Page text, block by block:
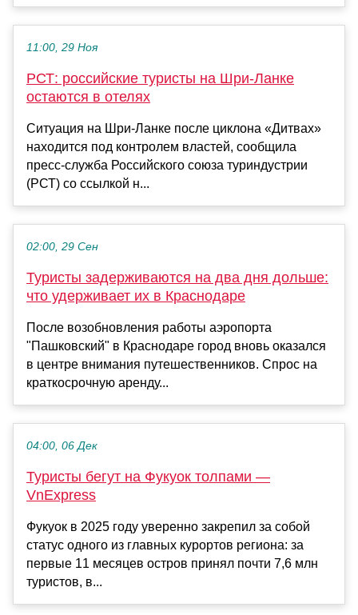
11:00, 29 Ноя
РСТ: российские туристы на Шри-Ланке
остаются в отелях
Ситуация на Шри-Ланке после циклона «Дитвах»
находится под контролем властей, сообщила
пресс-служба Российского союза туриндустрии
(РСТ) со ссылкой н...
02:00, 29 Сен
Туристы задерживаются на два дня дольше:
что удерживает их в Краснодаре
После возобновления работы аэропорта
"Пашковский" в Краснодаре город вновь оказался
в центре внимания путешественников. Спрос на
краткосрочную аренду...
04:00, 06 Дек
Туристы бегут на Фукуок толпами —
VnExpress
Фукуок в 2025 году уверенно закрепил за собой
статус одного из главных курортов региона: за
первые 11 месяцев остров принял почти 7,6 млн
туристов, в...